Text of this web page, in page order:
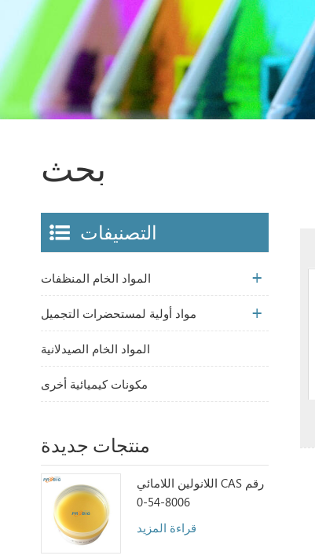
بحث
التصنيفات
المواد الخام المنظفات
مواد أولية لمستحضرات التجميل
المواد الخام الصيدلانية
مكونات كيميائية أخرى
منتجات جديدة
اللانولين اللامائي CAS رقم
8006-54-0
قراءة المزيد